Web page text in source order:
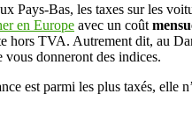
Pays-Bas, les taxes sur les
en Europe avec un coût
hors TVA. Autrement dit, au
vous donneront des indices.
est parmi les plus taxés, elle